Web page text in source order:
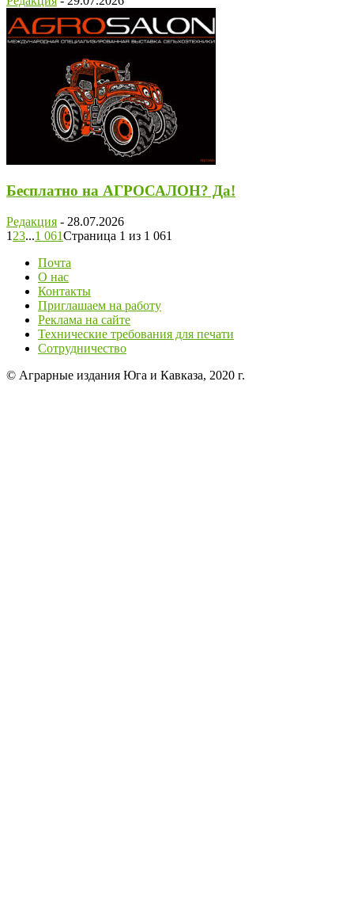
Бесплатно на АГРОСАЛОН? Да!
Редакция - 28.07.2026
1 23...1 061Страница 1 из 1 061
Почта
О нас
Контакты
Приглашаем на работу
Реклама на сайте
Технические требования для печати
Сотрудничество
© Аграрные издания Юга и Кавказа, 2020 г.